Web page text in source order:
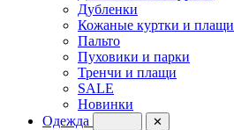
Дубленки
Кожаные куртки и плащи
Пальто
Пуховики и парки
Тренчи и плащи
SALE
Новинки
Одежда
✕